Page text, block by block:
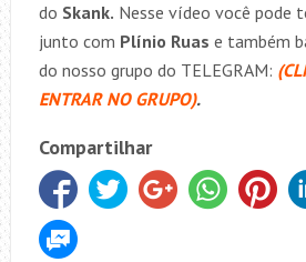
do Skank. Nesse vídeo você pode
junto com Plínio Ruas e também
do nosso grupo do TELEGRAM:
ENTRAR NO GRUPO).
Compartilhar